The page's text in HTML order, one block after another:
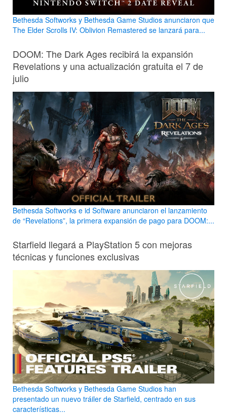
Bethesda Softworks y Bethesda Game Studios anunciaron que
The Elder Scrolls IV: Oblivion Remastered se lanzará para...
DOOM: The Dark Ages recibirá la expansión
Revelations y una actualización gratuita el 7 de
julio
Bethesda Softworks e id Software anunciaron el lanzamiento
de “Revelations”, la primera expansión de pago para DOOM:...
Starfield llegará a PlayStation 5 con mejoras
técnicas y funciones exclusivas
Bethesda Softworks y Bethesda Game Studios han
presentado un nuevo tráiler de Starfield, centrado en sus
características...